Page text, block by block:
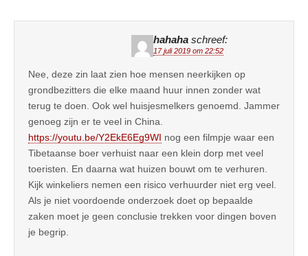
hahaha schreef:
17 juli 2019 om 22:52
Nee, deze zin laat zien hoe mensen neerkijken op
grondbezitters die elke maand huur innen zonder wat
terug te doen. Ook wel huisjesmelkers genoemd. Jammer
genoeg zijn er te veel in China.
https://youtu.be/Y2EkE6Eg9WI nog een filmpje waar een
Tibetaanse boer verhuist naar een klein dorp met veel
toeristen. En daarna wat huizen bouwt om te verhuren.
Kijk winkeliers nemen een risico verhuurder niet erg veel.
Als je niet voordoende onderzoek doet op bepaalde
zaken moet je geen conclusie trekken voor dingen boven
je begrip.